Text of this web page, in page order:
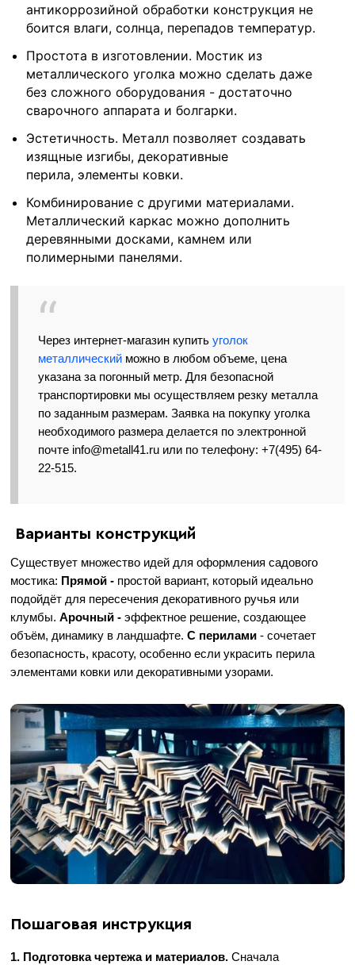
антикоррозийной обработки конструкция не
боится влаги, солнца, перепадов температур.
Простота в изготовлении. Мостик из
металлического уголка можно сделать даже
без сложного оборудования - достаточно
сварочного аппарата и болгарки.
Эстетичность. Металл позволяет создавать
изящные изгибы, декоративные
перила, элементы ковки.
Комбинирование с другими материалами.
Металлический каркас можно дополнить
деревянными досками, камнем или
полимерными панелями.
Через интернет-магазин купитьуголок
металлический можно в любом объеме, цена
указана за погонный метр. Для безопасной
транспортировки мы осуществляем резку металла
по заданным размерам. Заявка на покупку уголка
необходимого размера делается по электронной
почте info@metall41.ru или по телефону: +7(495) 64-
22-515.
Варианты конструкций
Существует множество идей для оформления садового
мостика: Прямой - простой вариант, который идеально
подойдёт для пересечения декоративного ручья или
клумбы.Арочный -эффектное решение, создающее
объём, динамику в ландшафте.С перилами - сочетает
безопасность, красоту, особенно если украсить перила
элементами ковки или декоративными узорами.
Пошаговая инструкция
1. Подготовка чертежа и материалов.Сначала